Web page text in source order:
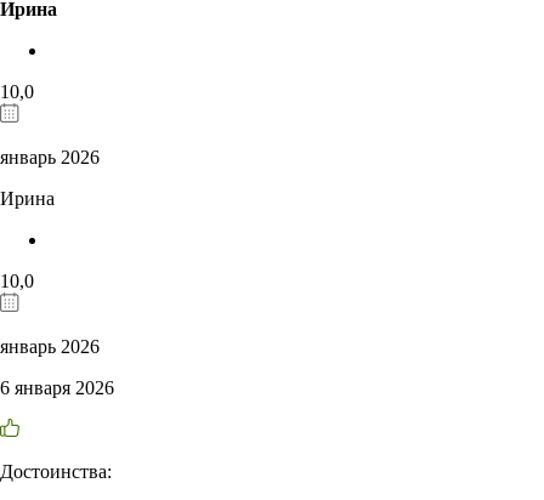
Ирина
10,0
январь 2026
Ирина
10,0
январь 2026
6 января 2026
Достоинства: